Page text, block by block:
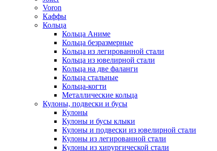
Voron
Каффы
Кольца
Кольца Аниме
Кольца безразмерные
Кольца из легированной стали
Кольца из ювелирной стали
Кольца на две фаланги
Кольца стальные
Кольца-когти
Металлические кольца
Кулоны, подвески и бусы
Кулоны
Кулоны и бусы клыки
Кулоны и подвески из ювелирной стали
Кулоны из легированной стали
Кулоны из хирургической стали